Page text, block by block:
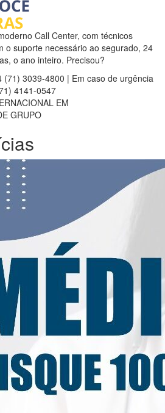
Call Center, com técnicos
o suporte necessário ao segurado, 24
o ano inteiro. Precisou?
(71) 3039-4800 | Em caso de urgência
4141-0547
EM
GRUPO